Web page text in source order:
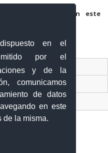
en el
por el
y de la
comunicamos
de datos
en este
de la misma.
y web en este
Exterior
Información (SNI)